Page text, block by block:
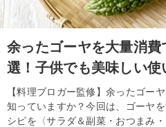
余ったゴーヤを大量消
選！子供でも美味しい使
【料理ブロガー監修】余ったゴー
知っていますか？今回は、ゴーヤ
シピを〈サラダ＆副菜・おつまみ